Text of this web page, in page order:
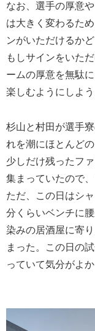
なお、選手の厚意
は大きく変わるた
ンがいただけるか
もしサインをいた
ームの厚意を無駄
楽しむようにしよう
杉山と村田が選手
れを潮にほとんど
少しだけ残ったフ
集まっていたので
ただ、この日はシ
分くらいベンチに
染みの居酒屋に寄
まった。この日の
っていて気分がよか